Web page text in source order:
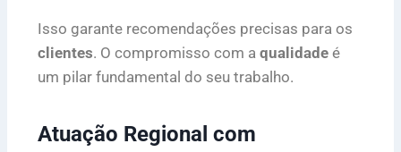
Isso garante recomendações precisas para os
clientes. O compromisso com a qualidade é
um pilar fundamental do seu trabalho.
Atuação Regional com